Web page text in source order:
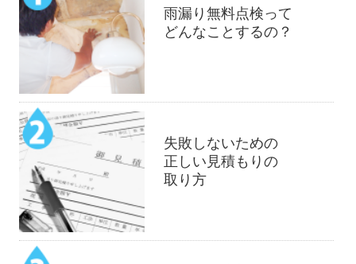
雨漏り無料点検って
どんなことするの？
失敗しないための
正しい見積もりの
取り方